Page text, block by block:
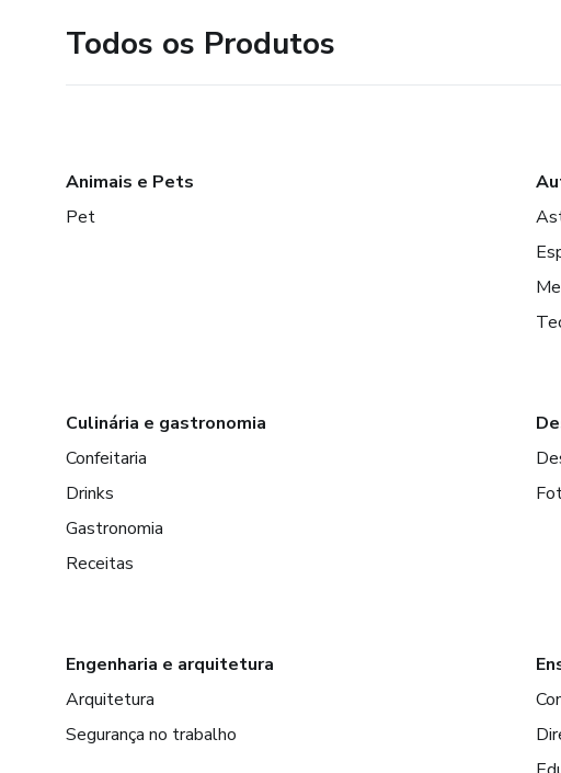
Todos os Produtos
Animais e Pets
Pet
Culinária e gastronomia
Confeitaria
Drinks
Gastronomia
Receitas
Engenharia e arquitetura
Arquitetura
Segurança no trabalho